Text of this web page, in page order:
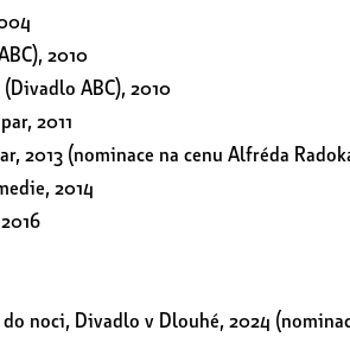
2010
ABC), 2010
2011
2013 (nominace na cenu Alfréda
2014
noci, Divadlo v Dlouhé, 2024